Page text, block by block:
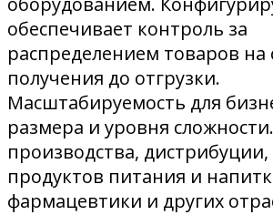
обеспечивает контроль за
распределением товаров на
получения до отгрузки.
Масштабируемость для
размера и уровня
производства,
продуктов питания и
фармацевтики и других